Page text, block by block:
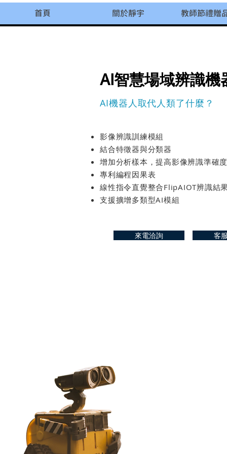
首頁 關於靜宇 教師節禮贈
AI智慧場域辨識機
AI機器人取代人類了什麼？
影像辨識訓練模組
結合特徵器與分類器
增加分析樣本，提高影像辨識準確度
專利編程因果表
線性指令直覺整合FlipAIOT辨識結
支援擴增多類型AI模組
來電洽詢 客